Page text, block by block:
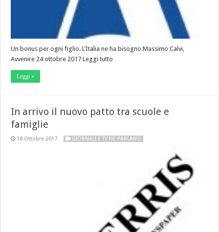
Un bonus per ogni figlio. L’Italia ne ha bisogno Massimo Calvi,
Avvenire 24 ottobre 2017 Leggi tutto
Leggi »
In arrivo il nuovo patto tra scuole e
famiglie
18 Ottobre 2017 GIORNALI E TV NE PARLANO